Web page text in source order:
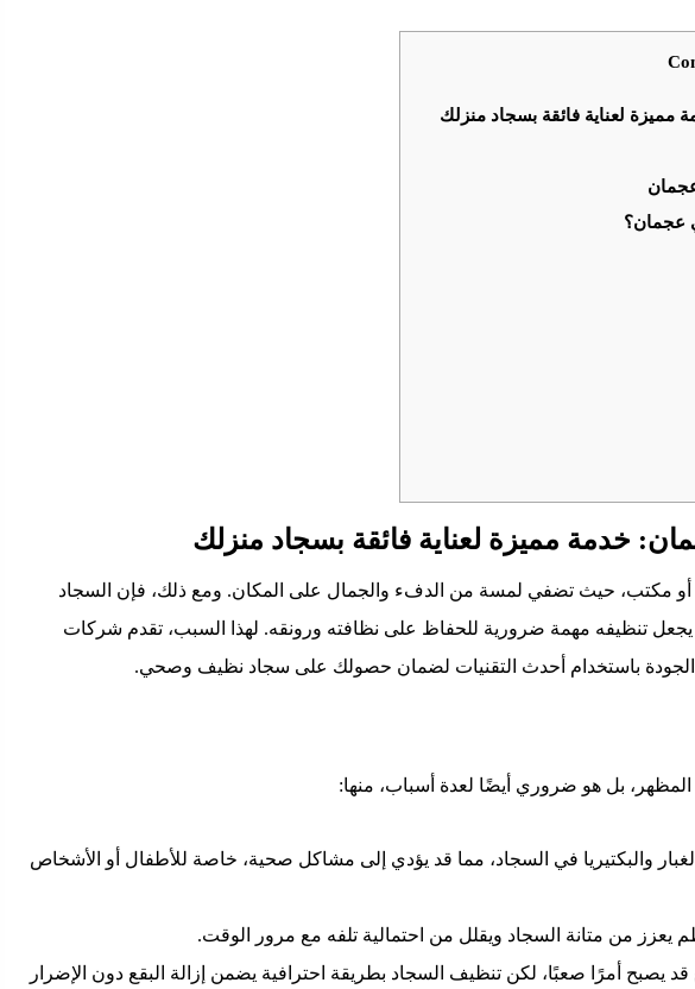
لعناية فائقة بسجاد منزلك
عجمان؟
خدمة مميزة لعناية فائقة بسجاد منزلك
أو مكتب، حيث تضفي لمسة من الدفء والجمال على المكان. ومع ذلك، فإن السجاد
يجعل تنظيفه مهمة ضرورية للحفاظ على نظافته ورونقه. لهذا السبب، تقدم شركات
باستخدام أحدث التقنيات لضمان حصولك على سجاد نظيف وصحي.
بل هو ضروري أيضًا لعدة أسباب، منها:
والبكتيريا في السجاد، مما قد يؤدي إلى مشاكل صحية، خاصة للأطفال أو الأشخاص
يعزز من متانة السجاد ويقلل من احتمالية تلفه مع مرور الوقت.
قد يصبح أمرًا صعبًا، لكن تنظيف السجاد بطريقة احترافية يضمن إزالة البقع دون الإضرار